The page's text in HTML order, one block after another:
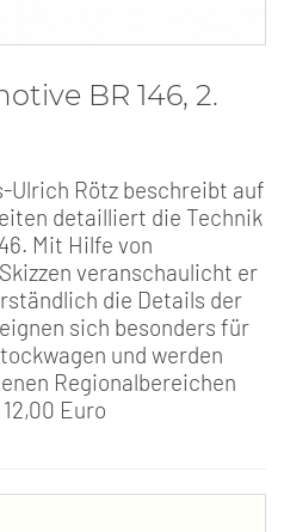
BR 146, 2.
Ulrich Rötz beschreibt auf
detailliert die Technik
Mit Hilfe von
veranschaulicht er
die Details der
sich besonders für
und werden
Regionalbereichen
Euro